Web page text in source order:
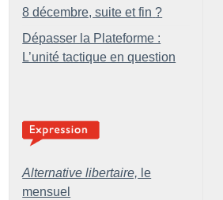
8 décembre, suite et fin ?
Dépasser la Plateforme :
L’unité tactique en question
Alternative libertaire, le
mensuel